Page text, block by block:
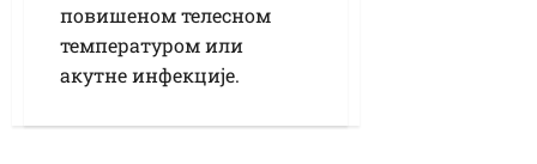
повишеном телесном
температуром или
акутне инфекције.